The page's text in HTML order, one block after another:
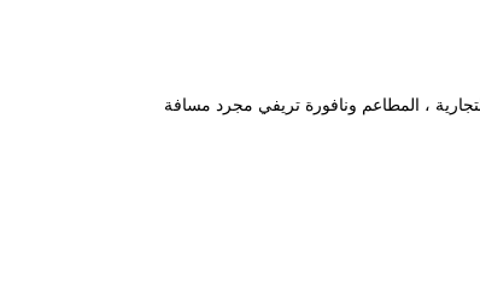
التجارية ، المطاعم ونافورة تريفي مجرد مسافة